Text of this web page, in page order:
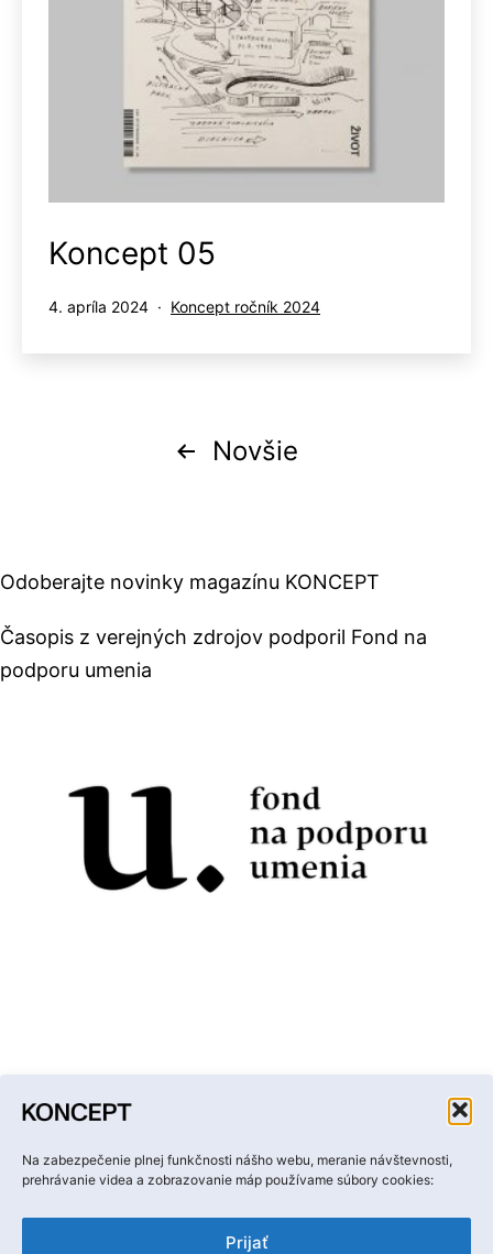
Na zabezpečenie plnej funkčnosti nášho webu, meranie návštevnosti,
prehrávanie videa a zobrazovanie máp používame súbory cookies:
Prijať
Koncept 05
Publikované
4. apríla 2024
Kategorizované
Koncept ročník 2024
Stránkovanie
Novšie
Odoberajte novinky magazínu KONCEPT
Časopis z verejných zdrojov podporil Fond na
podporu umenia